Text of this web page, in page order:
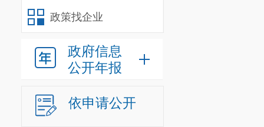
政策找企业
政府信息
公开年报
依申请公开